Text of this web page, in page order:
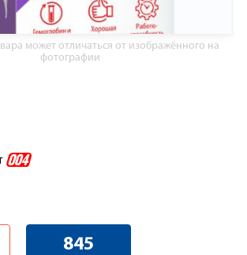
может отличаться от изображённого на
фотографии
845